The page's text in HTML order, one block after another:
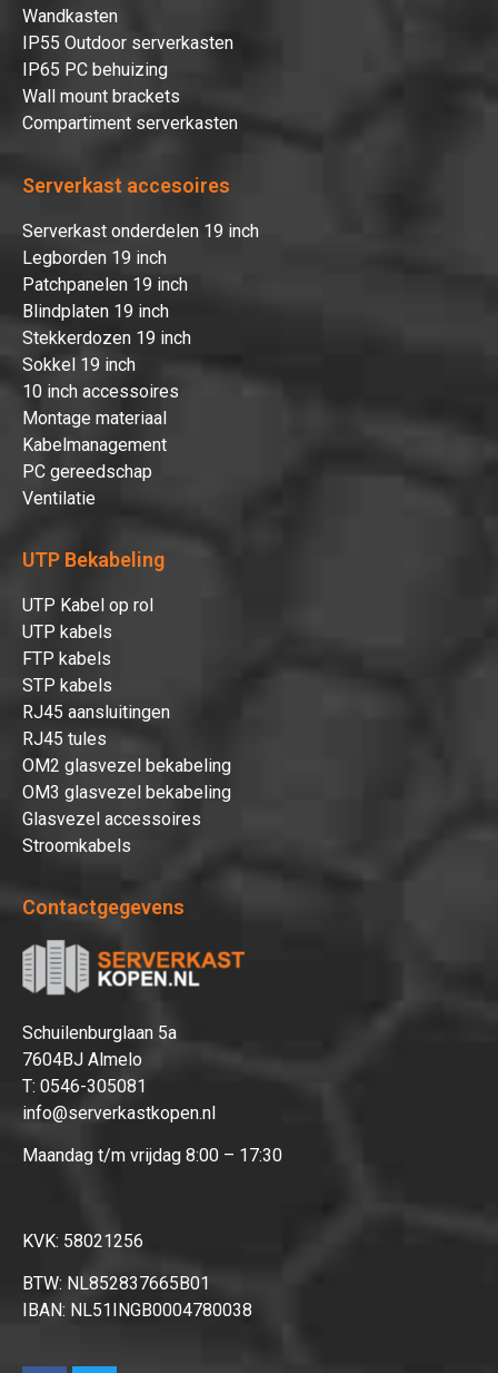
Wandkasten
IP55 Outdoor serverkasten
IP65 PC behuizing
Wall mount brackets
Compartiment serverkasten
Serverkast accesoires
Serverkast onderdelen 19 inch
Legborden 19 inch
Patchpanelen 19 inch
Blindplaten 19 inch
Stekkerdozen 19 inch
Sokkel 19 inch
10 inch accessoires
Montage materiaal
Kabelmanagement
PC gereedschap
Ventilatie
UTP Bekabeling
UTP Kabel op rol
UTP kabels
FTP kabels
STP kabels
RJ45 aansluitingen
RJ45 tules
OM2 glasvezel bekabeling
OM3 glasvezel bekabeling
Glasvezel accessoires
Stroomkabels
Contactgegevens
Schuilenburglaan 5a
7604BJ Almelo
T: 0546-305081
info@serverkastkopen.nl
Maandag t/m vrijdag 8:00 – 17:30
KVK: 58021256
BTW: NL852837665B01
IBAN: NL51INGB0004780038
Dit product is succesvol toegevoegd
aan uw winkelwagen!
Afrekenen